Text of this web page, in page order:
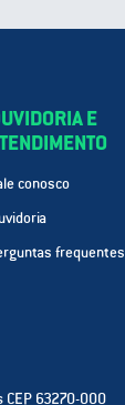
E
conosco
frequentes
63270-000